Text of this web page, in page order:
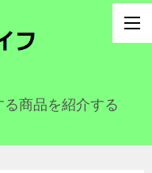
商品を紹介する